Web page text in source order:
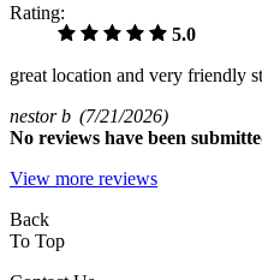
Rating:
5.0
great location and very friendly
nestor b (7/21/2026)
No reviews have been
View more reviews
Back
To Top